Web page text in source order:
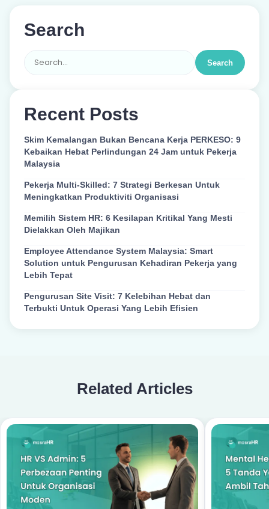
Search
Search
Recent Posts
Skim Kemalangan Bukan Bencana Kerja PERKESO: 9
Kebaikan Hebat Perlindungan 24 Jam untuk Pekerja
Malaysia
Pekerja Multi-Skilled: 7 Strategi Berkesan Untuk
Meningkatkan Produktiviti Organisasi
Memilih Sistem HR: 6 Kesilapan Kritikal Yang Mesti
Dielakkan Oleh Majikan
Employee Attendance System Malaysia: Smart
Solution untuk Pengurusan Kehadiran Pekerja yang
Lebih Tepat
Pengurusan Site Visit: 7 Kelebihan Hebat dan
Terbukti Untuk Operasi Yang Lebih Efisien
Related Articles